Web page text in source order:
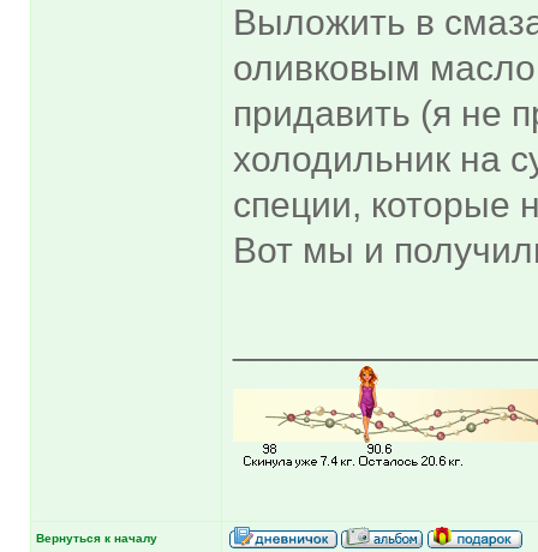
Выложить в
оливковым
придавить (я не
холодильник на
специи, которые
Вот мы и
Вернуться к началу